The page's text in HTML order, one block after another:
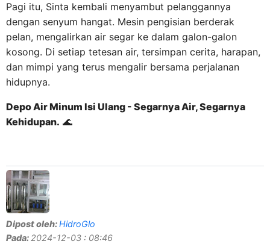
Pagi itu, Sinta kembali menyambut pelanggannya
dengan senyum hangat. Mesin pengisian berderak
pelan, mengalirkan air segar ke dalam galon-galon
kosong. Di setiap tetesan air, tersimpan cerita, harapan,
dan mimpi yang terus mengalir bersama perjalanan
hidupnya.
Depo Air Minum Isi Ulang - Segarnya Air, Segarnya
Kehidupan. 🌊
Dipost oleh:HidroGlo
Pada: 2024-12-03 : 08:46